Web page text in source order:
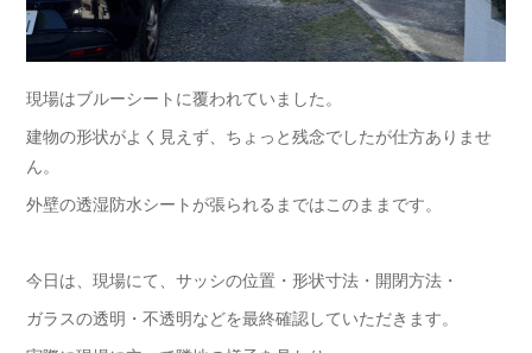
現場はブルーシートに覆われていました。
建物の形状がよく見えず、ちょっと残念でしたが仕方ありませ
ん。
外壁の透湿防水シートが張られるまではこのままです。
今日は、現場にて、サッシの位置・形状寸法・開閉方法・
ガラスの透明・不透明などを最終確認していただきます。